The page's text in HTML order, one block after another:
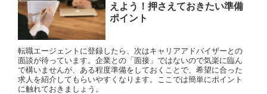
えよう！押さえておきたい準備
ポイント
転職エージェントに登録したら、次はキャリアアドバイザーとの
面談が待っています。企業との「面接」ではないので気楽に臨ん
で構いませんが、ある程度準備をしておくことで、希望に合った
求人を紹介してもらいやすくなります。ここでは簡単にポイント
に触れておきましょう。